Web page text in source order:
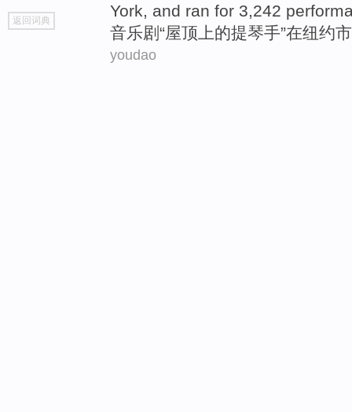
go
top
返回词典
York , and ran for 3,242
音乐剧“屋顶 上的提琴手”在纽约市
youdao